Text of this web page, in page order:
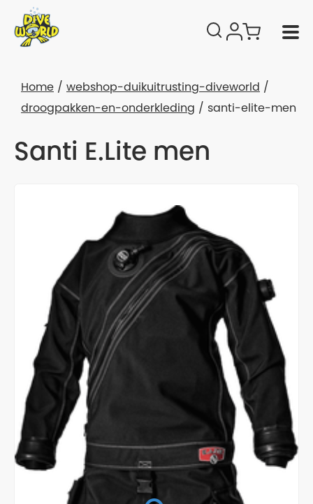
Home
webshop-duikuitrusting-diveworld
droogpakken-en-onderkleding
santi-elite-men
Santi E.Lite men